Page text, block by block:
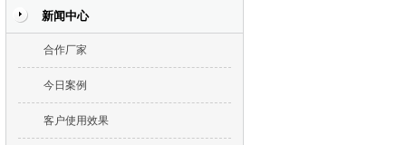
新闻中心
合作厂家
今日案例
客户使用效果